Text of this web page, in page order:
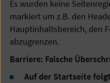
Es wurden keine
markiert um z.B. den
Hauptinhaltsbereich, den
abzugrenzen.
Barriere: Falsche
Auf der Startseite